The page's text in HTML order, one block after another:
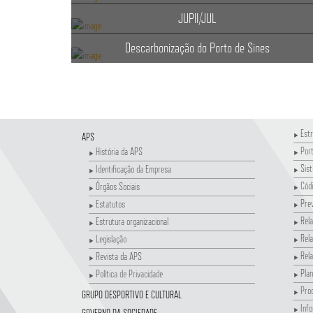
JUPII/JUL
Descarbonização do Porto de Sines
APS
História da APS
Identificação da Empresa
Órgãos Sociais
Estatutos
Estrutura organizacional
Legislação
Revista da APS
Política de Privacidade
GRUPO DESPORTIVO E CULTURAL